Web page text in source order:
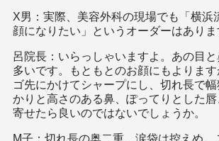
X男：実際、美容外科の現場でも「横浜
顔になりたい」というオーダーはありま
呂院長：いらっしゃいますよ。あの目
多いです。もともとのお顔にもよりま
ゴ先にかけてシャープにし、切れ長で
かりと高さのある鼻、ぽってりとした
寄せたら良いのではないでしょうか。
M子：切れ長の奥二重、涙袋は控えめ。